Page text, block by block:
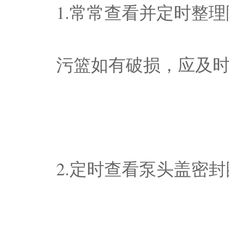
1.常常查看并定时整
污篮如有破损，应及
2.定时查看泵头盖密